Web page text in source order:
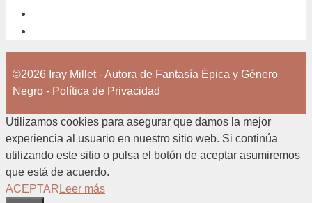
©2026 Iray Millet - Autora de Fantasía Épica y Género
Negro - Política de Privacidad
Utilizamos cookies para asegurar que damos la mejor
experiencia al usuario en nuestro sitio web. Si continúa
utilizando este sitio o pulsa el botón de aceptar asumiremos
que está de acuerdo.
ACEPTAR Leer más